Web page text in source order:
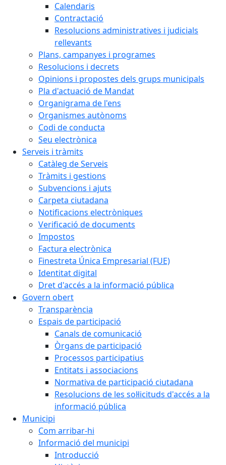
Calendaris
Contractació
Resolucions administratives i judicials
rellevants
Plans, campanyes i programes
Resolucions i decrets
Opinions i propostes dels grups municipals
Pla d'actuació de Mandat
Organigrama de l'ens
Organismes autònoms
Codi de conducta
Seu electrònica
Serveis i tràmits
Catàleg de Serveis
Tràmits i gestions
Subvencions i ajuts
Carpeta ciutadana
Notificacions electròniques
Verificació de documents
Impostos
Factura electrònica
Finestreta Única Empresarial (FUE)
Identitat digital
Dret d'accés a la informació pública
Govern obert
Transparència
Espais de participació
Canals de comunicació
Òrgans de participació
Processos participatius
Entitats i associacions
Normativa de participació ciutadana
Resolucions de les sol·licituds d'accés a la
informació pública
Municipi
Com arribar-hi
Informació del municipi
Introducció